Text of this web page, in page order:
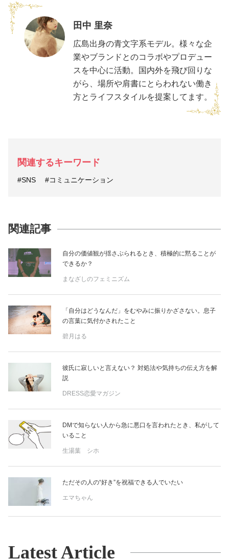
田中 里奈
広島出身の青文字系モデル。様々な企
業やブランドとのコラボやプロデュー
スを中心に活動。国内外を飛び回りな
がら、場所や肩書にとらわれない働き
方とライフスタイルを提案してます。
関連するキーワード
#SNS #コミュニケーション
関連記事
自分の価値観が揺さぶられるとき、積極的に黙ることが
できるか？
まなざしのフェミニズム
「自分はどうなんだ」をむやみに振りかざさない。息子
の言葉に気付かされたこと
碧月はる
彼氏に寂しいと言えない？ 対処法や気持ちの伝え方を解
説
DRESS恋愛マガジン
DMで知らない人から急に悪口を言われたとき、私がして
いること
生湯葉 シホ
ただその人の“好き”を祝福できる人でいたい
エマちゃん
Latest Article